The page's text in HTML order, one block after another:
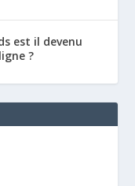
est il devenu
?